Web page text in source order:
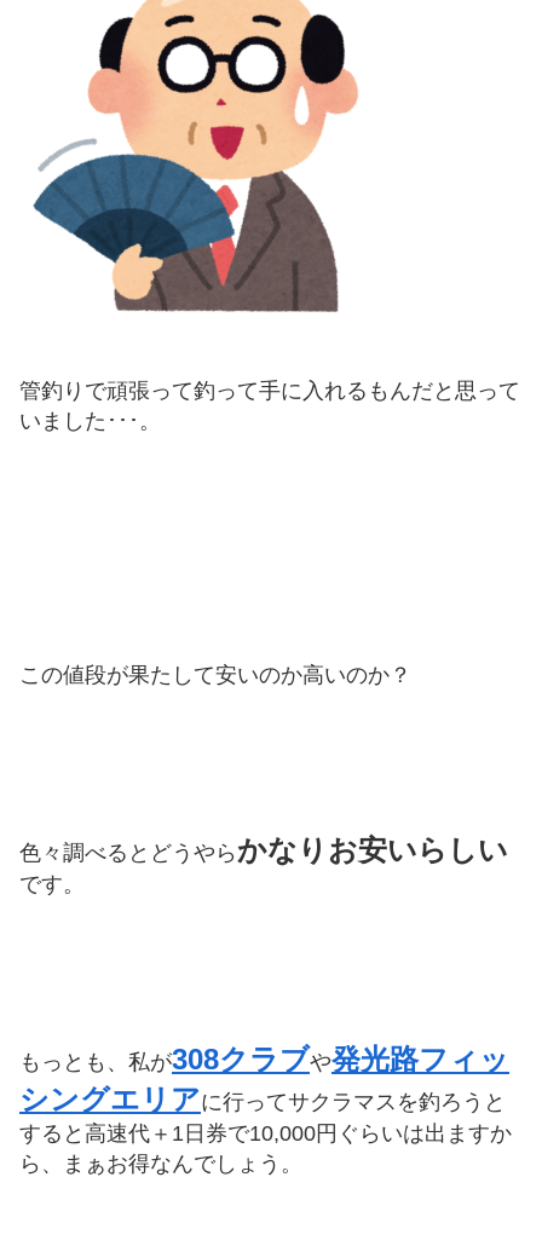
管釣りで頑張って釣って手に入れるもんだと思って
いました･･･。
この値段が果たして安いのか高いのか？
色々調べるとどうやら かなりお安いらしい
です。
もっとも、私が308クラブや発光路フィッ
シングエリアに行ってサクラマスを釣ろうと
すると高速代＋1日券で10,000円ぐらいは出ますか
ら、まぁお得なんでしょう。